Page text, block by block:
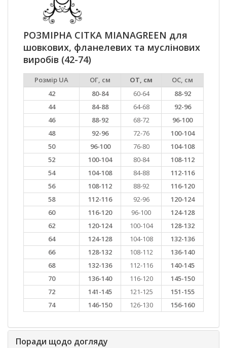
РОЗМІРНА СІТКА MIANAGREEN для
шовкових, фланелевих та муслінових
виробів (42-74)
Розмір UA ОГ, см ОТ, см
ОС, см
42
80-84 60-64
88-92
44
84-88 64-68
92-96
46
88-92 68-72
96-100
48
92-96 72-76
100-104
50
96-100 76-80
104-108
52
100-104 80-84
108-112
54
104-108 84-88
112-116
56
108-112 88-92
116-120
58
112-116 92-96
120-124
60
116-120 96-100
124-128
62
120-124 100-104
128-132
64
124-128 104-108
132-136
66
128-132 108-112
136-140
68
132-136 112-116
140-145
70
136-140 116-120
145-150
72
141-145 121-125
151-155
74
146-150 126-130 156-160
Поради щодо догляду